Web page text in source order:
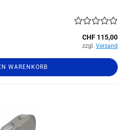
CHF 115,00
zzgl. Versand
WARENKORB